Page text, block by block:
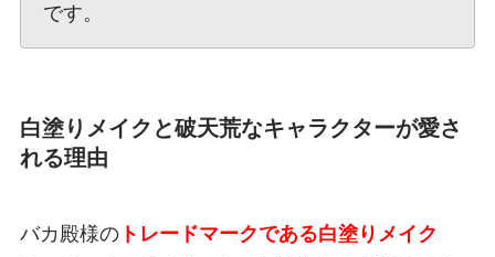
です。
白塗りメイクと破天荒なキャラクターが愛さ
れる理由
バカ殿様のトレードマークである白塗りメイク